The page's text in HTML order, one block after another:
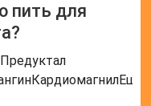
пить для